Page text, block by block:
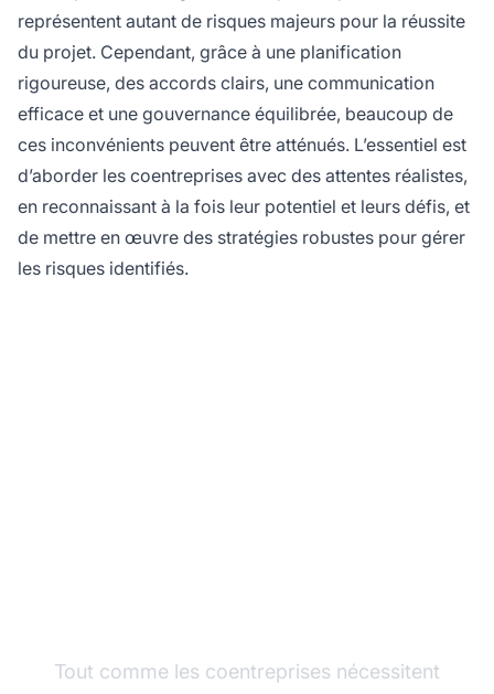
représentent autant de risques majeurs pour la réussite
du projet. Cependant, grâce à une planification
rigoureuse, des accords clairs, une communication
efficace et une gouvernance équilibrée, beaucoup de
ces inconvénients peuvent être atténués. L’essentiel est
d’aborder les coentreprises avec des attentes réalistes,
en reconnaissant à la fois leur potentiel et leurs défis, et
de mettre en œuvre des stratégies robustes pour gérer
les risques identifiés.
Tout comme les coentreprises nécessitent